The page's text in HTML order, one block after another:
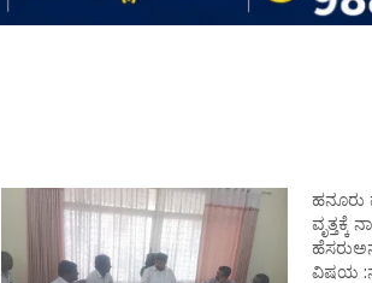
ಹನೂರು
ವೃತ್ತಕ್ಕೆ
ವಿಷಯ